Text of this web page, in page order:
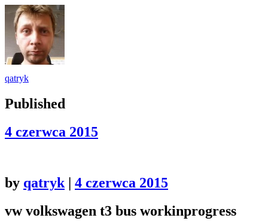
qatryk
Published
4 czerwca 2015
by qatryk | 4 czerwca 2015
vw volkswagen t3 bus workinprogress